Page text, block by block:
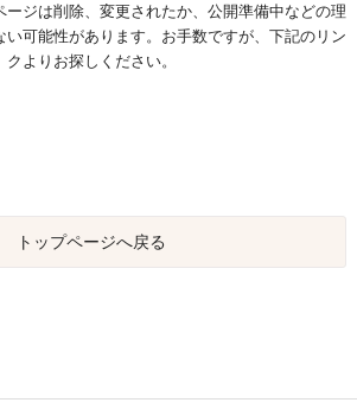
ージは削除、変更されたか、公開準備中などの理
い可能性があります。お手数ですが、下記のリン
クよりお探しください。
トップページへ戻る